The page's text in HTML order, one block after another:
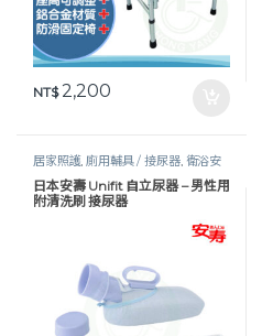
NT$2,200
居家照護,廁用輔具 / 接尿器, 衛浴安
全
日本安壽 Unifit 自立尿器 – 男性用
附清洗刷 接尿器